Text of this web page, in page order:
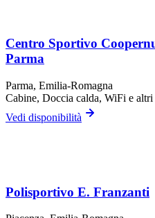
Centro Sportivo
Parma
Parma, Emilia-Romagna
Cabine, Doccia calda, WiFi e
Vedi disponibilità
Polisportivo E. Franzanti